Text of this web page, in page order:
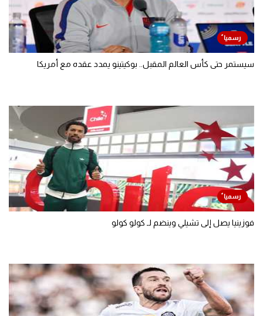
سيستمر حتى كأس العالم المقبل.. بوكيتينو يمدد عقده مع أمريكا
فوزينيا يصل إلى تشيلي وينضم لـ كولو كولو